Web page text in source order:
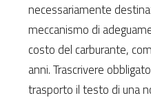
necessariamente
meccanismo di
costo del carburante,
anni. Trascrivere
trasporto il testo di una